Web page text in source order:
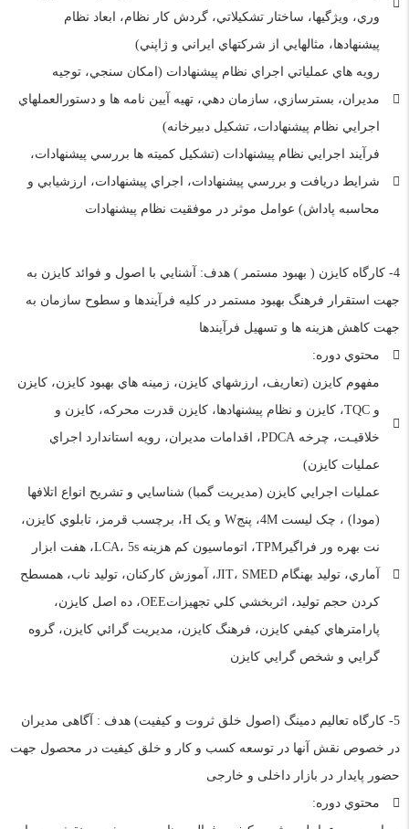
وري، ويژگيها، ساختار تشکيلاتي، گردش کار نظام، ابعاد نظام
پيشنهادها، مثالهايي از شرکتهاي ايراني و ژاپني)
رويه هاي عملياتي اجراي نظام پيشنهادات (امکان سنجي، توجيه
مديران، بسترسازي، سازمان دهي، تهيه آيين نامه ها و دستورالعملهاي
اجرايي نظام پيشنهادات، تشکيل دبيرخانه)
فرآيند اجرايي نظام پيشنهادات (تشکيل کميته ها بررسي پيشنهادات،
شرايط دريافت و بررسي پيشنهادات، اجراي پيشنهادات، ارزشيابي و
محاسبه پاداش) عوامل موثر در موفقيت نظام پيشنهادات
4- کارگاه کایزن ( بهبود مستمر ) هدف: آشنايي با اصول و فوائد کايزن به
جهت استقرار فرهنگ بهبود مستمر در کليه فرآيندها و سطوح سازمان به
جهت کاهش هزينه ها و تسهيل فرآيندها
محتوي دوره:
مفهوم کايزن (تعاريف، ارزشهاي کايزن، زمينه هاي بهبود کايزن، کايزن
و TQC، کايزن و نظام پيشنهادها، کايزن قدرت محرکه، کايزن و
خلاقيـت، چرخه PDCA، اقدامات مديران، رويه استاندارد اجراي
عمليات کايزن)
عمليات اجرايي کايزن (مديريت گمبا) شناسايي و تشریح انواع اتلافها
(مودا) ، چک ليست 4M، پنجW و يک H، برچسب قرمز، تابلوي کايزن،
نت بهره ور فراگيرTPM، اتوماسيون کم هزينه LCA، 5s، هفت ابزار
آماري، توليد بهنگام JIT، SMED، آموزش کارکنان، توليد ناب، همسطح
کردن حجم توليد، اثربخشي کلي تجهيزاتOEE، ده اصل کايزن،
پارامترهاي کيفي کايزن، فرهنگ کايزن، مديريت گرائي کايزن، گروه
گرايي و شخص گرايي کايزن
5- کارگاه تعالیم دمینگ (اصول خلق ثروت و کیفیت) هدف : آگاهی مدیران
در خصوص نقش آنها در توسعه کسب و کار و خلق کیفیت در محصول جهت
حضور پایدار در بازار داخلی و خارجی
محتوي دوره: